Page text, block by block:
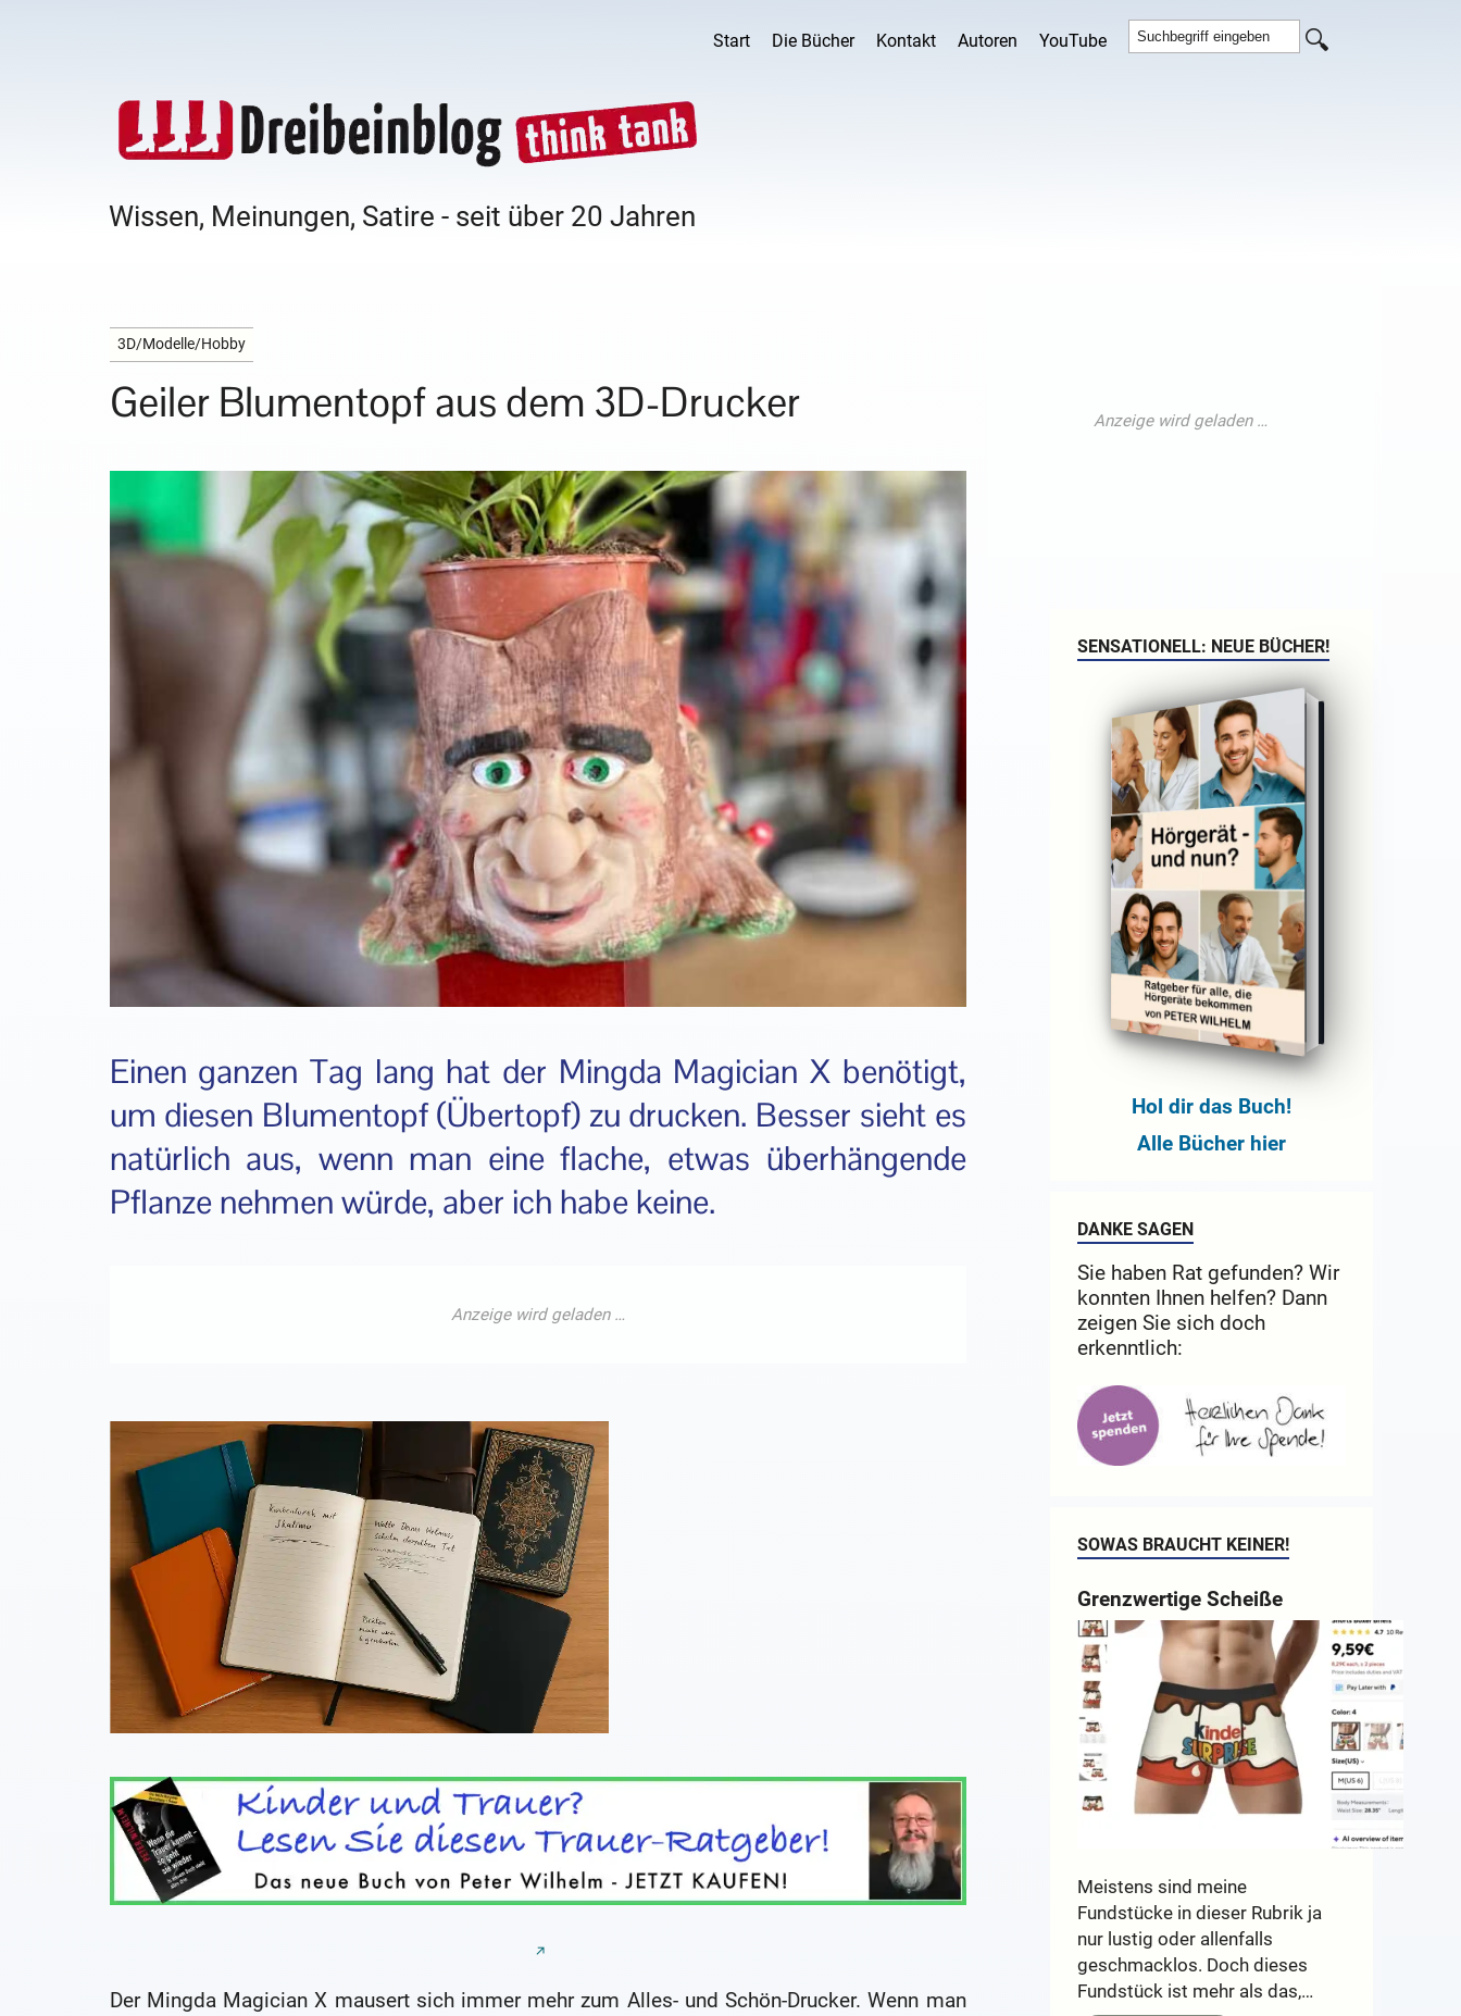
Start Die Bücher Kontakt Autoren YouTube
Wissen, Meinungen, Satire - seit über 20 Jahren
3D/Modelle/Hobby
Geiler Blumentopf aus dem 3D-Drucker
Einen ganzen Tag lang hat der Mingda Magician X benötigt,
um diesen Blumentopf (Übertopf) zu drucken. Besser sieht es
natürlich aus, wenn man eine flache, etwas überhängende
Pflanze nehmen würde, aber ich habe keine.
Der Mingda Magician X mausert sich immer mehr zum Alles- und Schön-Drucker. Wenn man
SENSATIONELL: NEUE BÜCHER!
Hol dir das Buch!
Alle Bücher hier
DANKE SAGEN
Sie haben Rat gefunden? Wir
konnten Ihnen helfen? Dann
zeigen Sie sich doch
erkenntlich:
SOWAS BRAUCHT KEINER!
Grenzwertige Scheiße
Meistens sind meine
Fundstücke in dieser Rubrik ja
nur lustig oder allenfalls
geschmacklos. Doch dieses
Fundstück ist mehr als das,…